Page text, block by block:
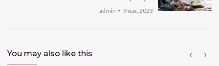
admin 9 мая, 2023
You may also like this